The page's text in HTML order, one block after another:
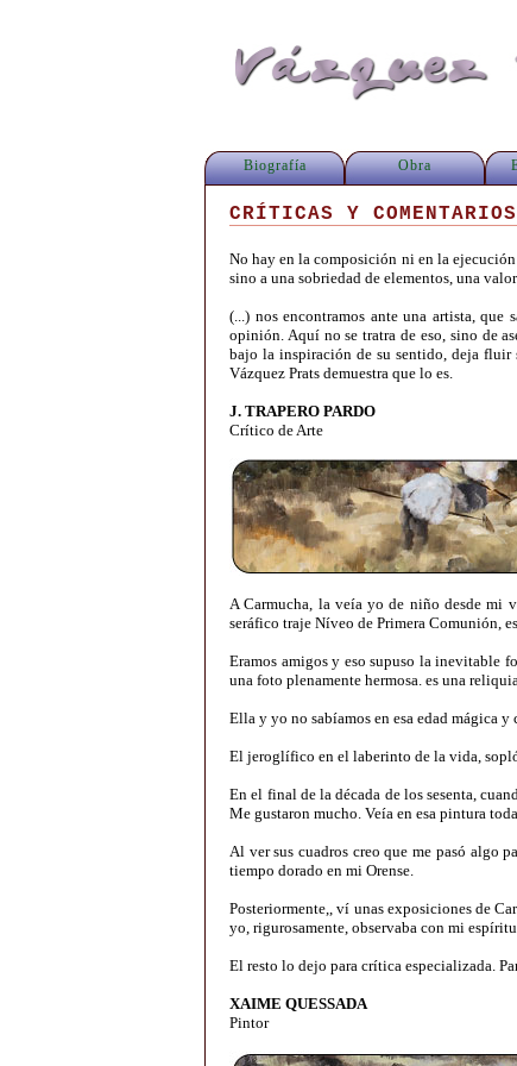
Biografía Obra
CRÍTICAS Y
No hay en la composición ni en la
sino a una sobriedad de elementos, una
(...) nos encontramos ante una artista,
opinión. Aquí no se tratra de eso, sino de
bajo la inspiración de su sentido, deja fluir
Vázquez Prats demuestra que lo es.
J. TRAPERO PARDO
Crítico de Arte
A Carmucha, la veía yo de niño desde mi
seráfico traje Níveo de Primera Comunión,
Eramos amigos y eso supuso la inevitable
una foto plenamente hermosa. es una
Ella y yo no sabíamos en esa edad mágica
El jeroglífico en el laberinto de la vida,
En el final de la década de los sesenta,
Me gustaron mucho. Veía en esa pintura
Al ver sus cuadros creo que me pasó algo
tiempo dorado en mi Orense.
Posteriormente,, ví unas exposiciones de
yo, rigurosamente, observaba con mi
El resto lo dejo para crítica especializada.
XAIME QUESSADA
Pintor